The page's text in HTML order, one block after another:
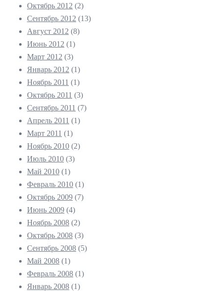
Октябрь 2012 (2)
Сентябрь 2012 (13)
Август 2012 (8)
Июнь 2012 (1)
Март 2012 (3)
Январь 2012 (1)
Ноябрь 2011 (1)
Октябрь 2011 (3)
Сентябрь 2011 (7)
Апрель 2011 (1)
Март 2011 (1)
Ноябрь 2010 (2)
Июль 2010 (3)
Май 2010 (1)
Февраль 2010 (1)
Октябрь 2009 (7)
Июнь 2009 (4)
Ноябрь 2008 (2)
Октябрь 2008 (3)
Сентябрь 2008 (5)
Май 2008 (1)
Февраль 2008 (1)
Январь 2008 (1)